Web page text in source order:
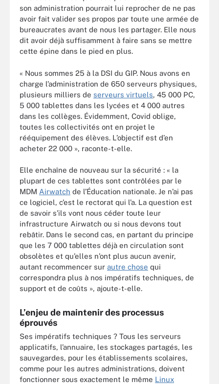
son administration pourrait lui reprocher de ne pas
avoir fait valider ses propos par toute une armée de
bureaucrates avant de nous les partager. Elle nous
dit avoir déjà suffisamment à faire sans se mettre
cette épine dans le pied en plus.
« Nous sommes 25 à la DSI du GIP. Nous avons en
charge l’administration de 650 serveurs physiques,
plusieurs milliers de serveurs virtuels, 45 000 PC,
5 000 tablettes dans les lycées et 4 000 autres
dans les collèges. Évidemment, Covid oblige,
toutes les collectivités ont en projet le
rééquipement des élèves. L’objectif est d’en
acheter 22 000 », raconte-t-elle.
Elle enchaîne de nouveau sur la sécurité : « la
plupart de ces tablettes sont contrôlées par le
MDM Airwatch de l’Éducation nationale. Je n’ai pas
ce logiciel, c’est le rectorat qui l’a. La question est
de savoir s’ils vont nous céder toute leur
infrastructure Airwatch ou si nous devons tout
rebâtir. Dans le second cas, en partant du principe
que les 7 000 tablettes déjà en circulation sont
obsolètes et qu’elles n’ont plus aucun avenir,
autant recommencer sur autre chose qui
correspondra plus à nos impératifs techniques, de
support et de coûts », ajoute-t-elle.
L’enjeu de maintenir des processus
éprouvés
Ses impératifs techniques ? Tous les serveurs
applicatifs, l’annuaire, les stockages partagés, les
sauvegardes, pour les établissements scolaires,
comme pour les autres administrations, doivent
fonctionner sous exactement le même Linux